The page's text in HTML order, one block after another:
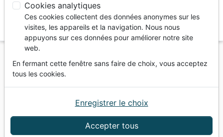
Vous ne pouvez pas créer de nouvelle commande
depuis votre pays (United States).
Jeunesse
Tempête qui s'est arrêtée (La) - Jésus révèle qui il
est réellement : la vraie histoire
Cookies analytiques
Ces cookies collectent des données anonymes sur les
visites, les appareils et la navigation. Nous nous
appuyons sur ces données pour améliorer notre site
web.
En fermant cette fenêtre sans faire de choix, vous acceptez
tous les cookies.
Accepter tous
Enregistrer le choix